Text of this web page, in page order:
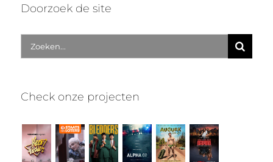
Doorzoek de site
Zoek
naar:
Check onze projecten